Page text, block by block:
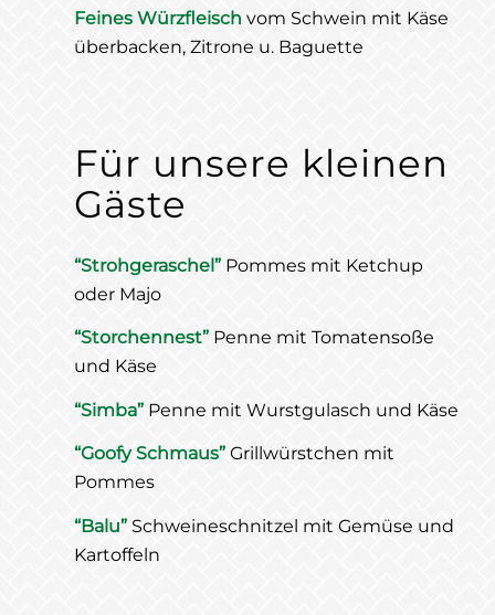
Feines Würzfleisch vom Schwein mit Käse
überbacken, Zitrone u. Baguette
Für unsere kleinen
Gäste
“Strohgeraschel” Pommes mit Ketchup
oder Majo
“Storchennest” Penne mit Tomatensoße
und Käse
“Simba” Penne mit Wurstgulasch und Käse
“Goofy Schmaus” Grillwürstchen mit
Pommes
“Balu” Schweineschnitzel mit Gemüse und
Kartoffeln